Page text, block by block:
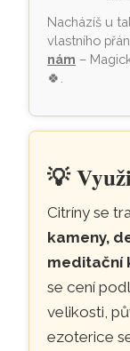
Nacházíš u
vlastního
nám –
🍀
💡
Citríny se
kameny,
meditační
se cení
velikosti,
ezoterice